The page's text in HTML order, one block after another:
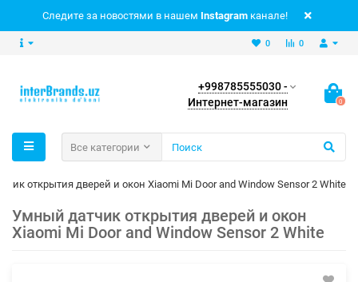
Следите за новостями в нашем Instagram канале!
0
0
+998785555030 -
Интернет-магазин
0
Все категории
открытия дверей и окон Xiaomi Mi Door and Window Sensor 2 White
Умный датчик открытия дверей и окон
Xiaomi Mi Door and Window Sensor 2 White